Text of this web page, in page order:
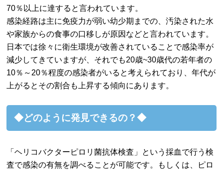
70％以上に達すると言われています。
感染経路は主に免疫力が弱い幼少期までの、汚染された水
や家族からの食事の口移しが原因などと言われています。
日本では徐々に衛生環境が改善されていることで感染率が
減少してきていますが、それでも20歳~30歳代の若年者の
10％～20％程度の感染者がいると考えられており、年代が
上がるとその割合も上昇する傾向にあります。
◆どのように発見できるの？◆
「ヘリコバクターピロリ菌抗体検査」という採血で行う検
査で感染の有無を調べることが可能です。もしくは、ピロ